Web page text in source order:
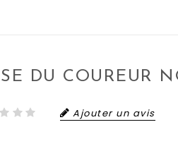
DU COUREUR
Ajouter un avis